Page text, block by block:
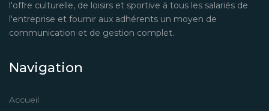
l'offre culturelle, de loisirs et sportive à tous les salariés de
l'entreprise et fournir aux adhérents un moyen de
communication et de gestion complet.
Navigation
Accueil